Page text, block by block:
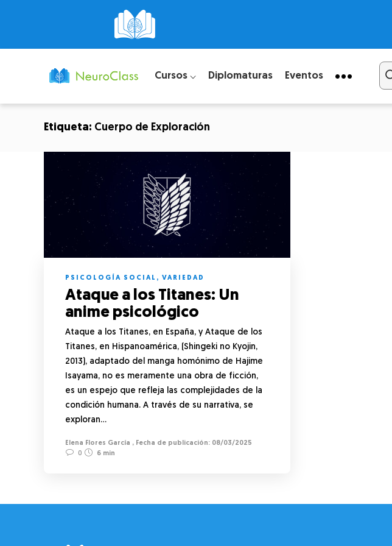
Cursos ⌵ Diplomaturas Eventos
Etiqueta: Cuerpo de Exploración
PSICOLOGÍA SOCIAL , VARIEDAD
Ataque a los Titanes: Un
anime psicológico
Ataque a los Titanes, en España, y Ataque de los
Titanes, en Hispanoamérica,​ (Shingeki no Kyojin,
2013), adaptado del manga homónimo de Hajime
Isayama, no es meramente una obra de ficción,
es un espejo que refleja las complejidades de la
condición humana. A través de su narrativa, se
exploran…
Elena Flores García ,
08/03/2025
0
6 min